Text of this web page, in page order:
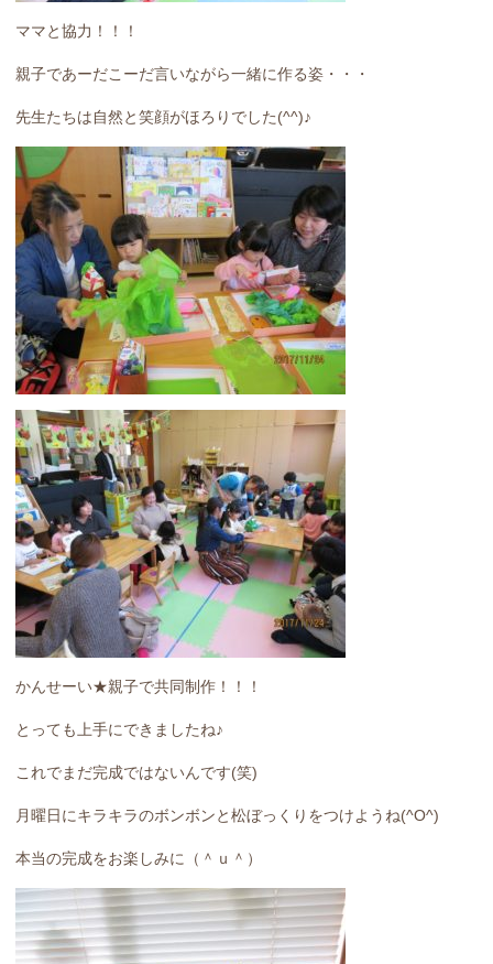
ママと協力！！！
親子であーだこーだ言いながら一緒に作る姿・・・
先生たちは自然と笑顔がほろりでした(^^)♪
かんせーい★親子で共同制作！！！
とっても上手にできましたね♪
これでまだ完成ではないんです(笑)
月曜日にキラキラのボンボンと松ぼっくりをつけようね(^O^)
本当の完成をお楽しみに（＾ｕ＾）